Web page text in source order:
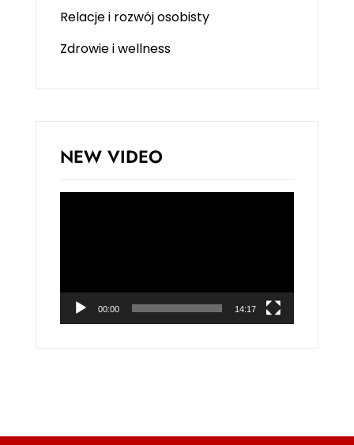
Relacje i rozwój osobisty
Zdrowie i wellness
NEW VIDEO
00:00 14:17